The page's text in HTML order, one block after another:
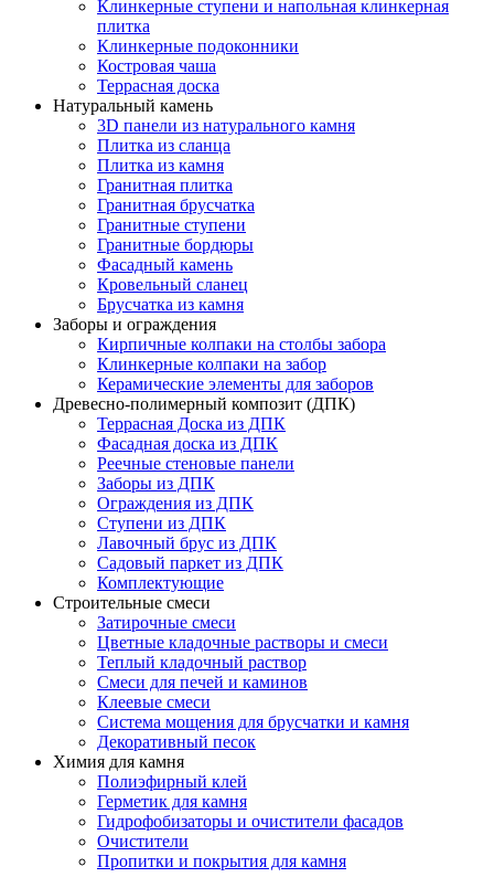
Клинкерные ступени и напольная клинкерная
плитка
Клинкерные подоконники
Костровая чаша
Террасная доска
Натуральный камень
3D панели из натурального камня
Плитка из сланца
Плитка из камня
Гранитная плитка
Гранитная брусчатка
Гранитные ступени
Гранитные бордюры
Фасадный камень
Кровельный сланец
Брусчатка из камня
Заборы и ограждения
Кирпичные колпаки на столбы забора
Клинкерные колпаки на забор
Керамические элементы для заборов
Древесно-полимерный композит (ДПК)
Террасная Доска из ДПК
Фасадная доска из ДПК
Реечные стеновые панели
Заборы из ДПК
Ограждения из ДПК
Ступени из ДПК
Лавочный брус из ДПК
Садовый паркет из ДПК
Комплектующие
Строительные смеси
Затирочные смеси
Цветные кладочные растворы и смеси
Теплый кладочный раствор
Смеси для печей и каминов
Клеевые смеси
Система мощения для брусчатки и камня
Декоративный песок
Химия для камня
Полиэфирный клей
Герметик для камня
Гидрофобизаторы и очистители фасадов
Очистители
Пропитки и покрытия для камня